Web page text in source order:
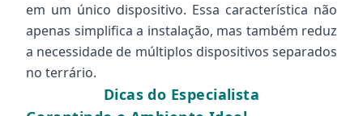
em um único dispositivo. Essa característica não
apenas simplifica a instalação, mas também reduz
a necessidade de múltiplos dispositivos separados
no terrário.
Dicas do Especialista